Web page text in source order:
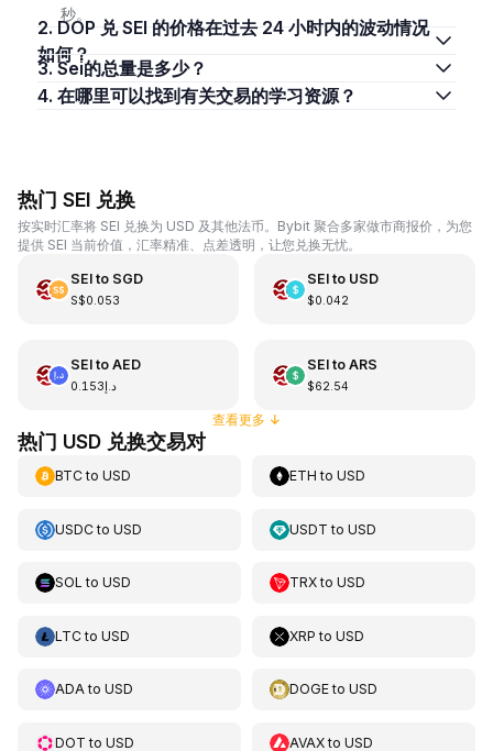
秒。
2. DOP 兑 SEI 的价格在过去 24 小时内的波动情况
如何？
3. Sei的总量是多少？
4. 在哪里可以找到有关交易的学习资源？
热门 SEI 兑换
按实时汇率将 SEI 兑换为 USD 及其他法币。Bybit 聚合多家做市商报价，为您
提供 SEI 当前价值，汇率精准、点差透明，让您兑换无忧。
SEIto SGD
S$0.053
SEIto USD
$0.042
SEIto AED
د.إ0.153
SEIto ARS
$62.54
查看更多 ↓
热门 USD 兑换交易对
BTCto USD ETH toUSD
USDCto USD USDT toUSD
SOL to USD TRXtoUSD
LTCto USD XRP toUSD
ADAto USD DOGEtoUSD
DOT to USD AVAXtoUSD